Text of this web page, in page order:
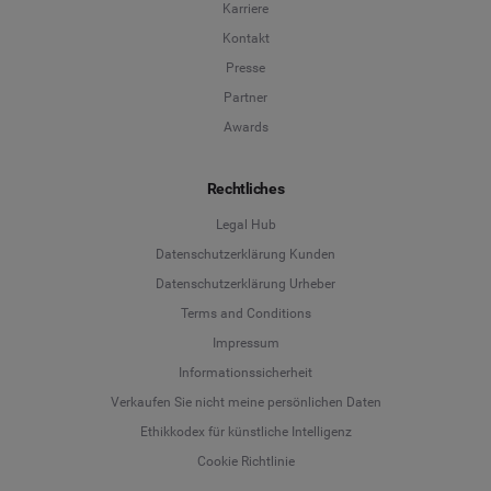
Karriere
Kontakt
Presse
Partner
Awards
Rechtliches
Legal Hub
Datenschutzerklärung Kunden
Datenschutzerklärung Urheber
Terms and Conditions
Impressum
Informationssicherheit
Verkaufen Sie nicht meine persönlichen Daten
Ethikkodex für künstliche Intelligenz
Cookie Richtlinie
Deutsch
English